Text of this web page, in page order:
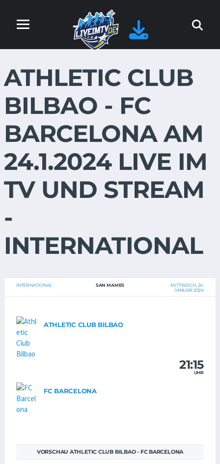
ATHLETIC CLUB
BILBAO - FC
BARCELONA AM
24.1.2024 LIVE IM
TV UND STREAM
-
INTERNATIONAL
INTERNATIONAL SAN MAMES
MITTWOCH, 24.
JANUAR 2024
ATHLETIC CLUB BILBAO
21:15
UHR
FC BARCELONA
VORSCHAU ATHLETIC CLUB BILBAO - FC BARCELONA